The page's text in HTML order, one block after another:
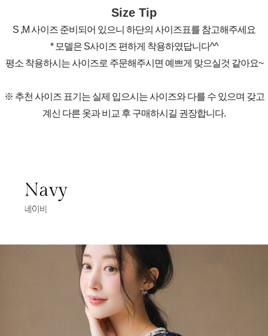
Size Tip
S ,M 사이즈 준비되어 있으니 하단의 사이즈표를 참고해주세요
* 모델은 S사이즈 편하게 착용하였답니다^^
평소 착용하시는 사이즈로 주문해주시면 예쁘게 맞으실것 같아요~
※ 추천 사이즈 표기는 실제 입으시는 사이즈와 다를 수 있으며 갖고
계신 다른 옷과 비교 후 구매하시길 권장합니다.